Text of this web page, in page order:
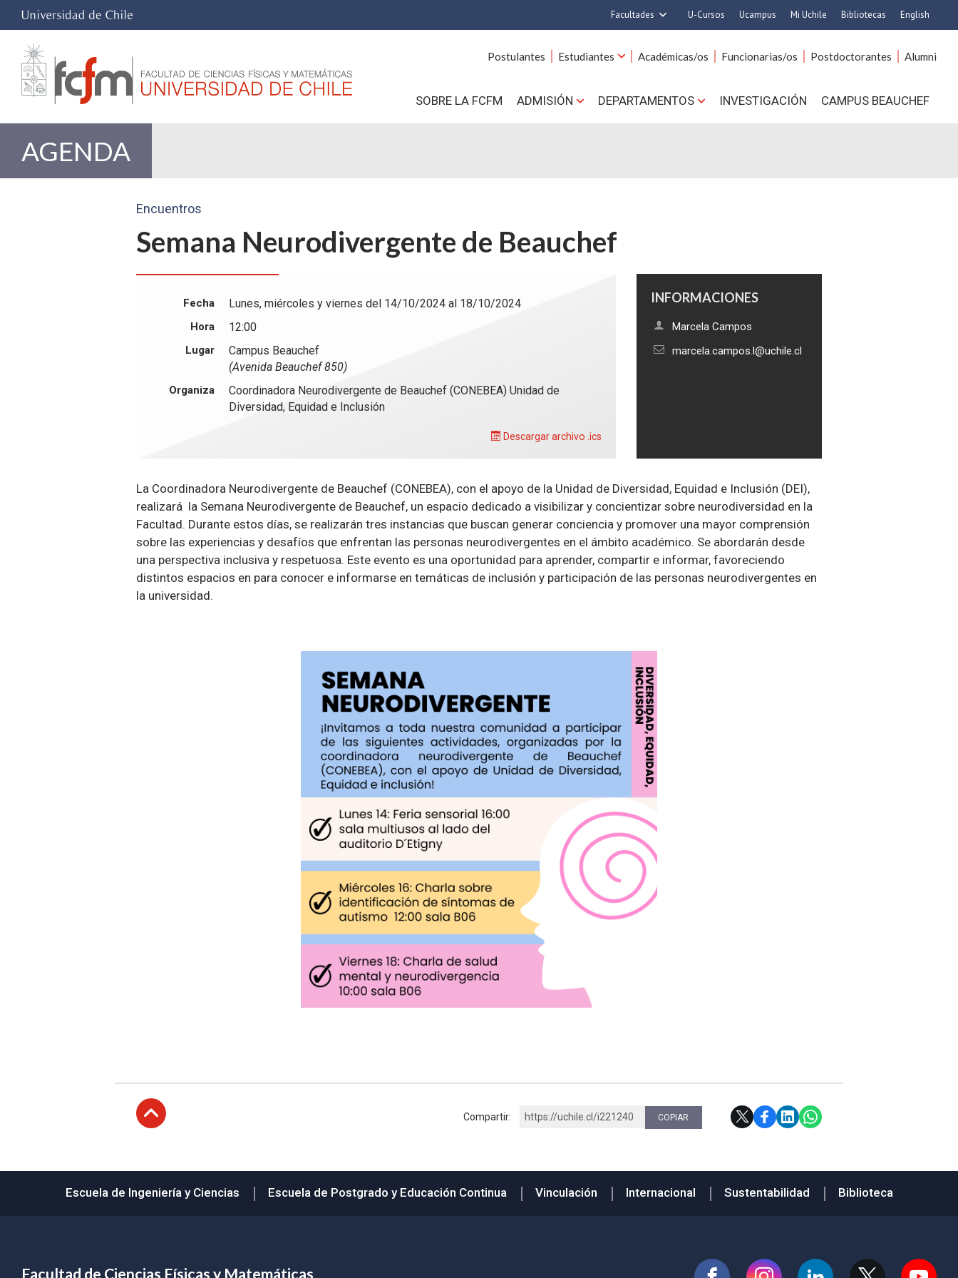
Facultades
Ciencias
Cs. Agronómicas
U-Cursos Ucampus Mi Uchile Bibliotecas English
Postulantes Estudiantes Académicas/os Funcionarias/os Postdoctorantes Alumni
SOBRE LA FCFM ADMISIÓN DEPARTAMENTOS INVESTIGACIÓN CAMPUS BEAUCHEF
AGENDA
Encuentros
Semana Neurodivergente de Beauchef
INFORMACIONES
Marcela Campos
marcela.campos.l@uchile.cl
Fecha Lunes, miércoles y viernes del 14/10/2024 al 18/10/2024
Hora 12:00
Lugar
Campus Beauchef
(Avenida Beauchef 850)
Organiza Coordinadora Neurodivergente de Beauchef (CONEBEA) Unidad de
Diversidad, Equidad e Inclusión
Descargar archivo .ics
La Coordinadora Neurodivergente de Beauchef (CONEBEA), con el apoyo de la Unidad de Diversidad, Equidad e Inclusión (DEI),
realizará la Semana Neurodivergente de Beauchef, un espacio dedicado a visibilizar y concientizar sobre neurodiversidad en la
Facultad. Durante estos días, se realizarán tres instancias que buscan generar conciencia y promover una mayor comprensión
sobre las experiencias y desafíos que enfrentan las personas neurodivergentes en el ámbito académico. Se abordarán desde
una perspectiva inclusiva y respetuosa. Este evento es una oportunidad para aprender, compartir e informar, favoreciendo
distintos espacios en para conocer e informarse en temáticas de inclusión y participación de las personas neurodivergentes en
la universidad.
Compartir: https://uchile.cl/i221240 COPIAR
Escuela de Ingeniería y Ciencias Escuela de Postgrado y Educación Continua Vinculación Internacional Sustentabilidad Biblioteca
Facultad de Ciencias Físicas y Matemáticas